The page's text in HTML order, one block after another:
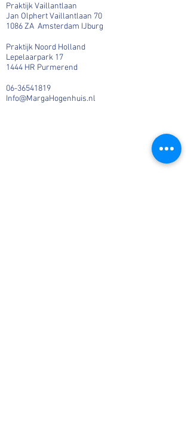
Praktijk Vaillantlaan
Jan Olphert Vaillantlaan 70
1086 ZA Amsterdam IJburg
Praktijk Noord Holland
Lepelaarpark 17
1444 HR Purmerend
06-36541819
Info@MargaHogenhuis.nl